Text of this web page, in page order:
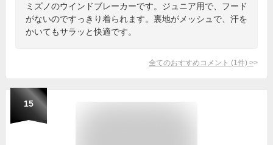
ミズノのウインドブレーカーです。ジュニア用で、フード
がないのですっきり着られます。裏地がメッシュで、汗を
かいてもサラッと快適です。
全てのおすすめコメント (1 件) >
15